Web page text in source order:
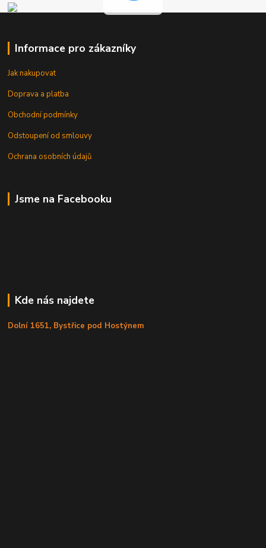
Informace pro zákazníky
Jak nakupovat
Doprava a platba
Obchodní podmínky
Odstoupení od smlouvy
Ochrana osobních údajů
Jsme na Facebooku
Kde nás najdete
Dolní 1651, Bystřice pod Hostýnem